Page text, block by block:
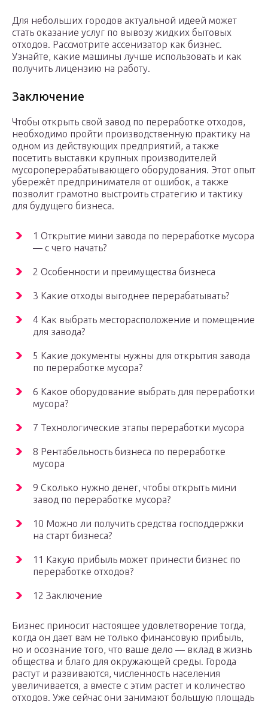
Для небольших городов актуальной идеей может
стать оказание услуг по вывозу жидких бытовых
отходов. Рассмотрите ассенизатор как бизнес.
Узнайте, какие машины лучше использовать и как
получить лицензию на работу.
Заключение
Чтобы открыть свой завод по переработке отходов,
необходимо пройти производственную практику на
одном из действующих предприятий, а также
посетить выставки крупных производителей
мусороперерабатывающего оборудования. Этот опыт
убережёт предпринимателя от ошибок, а также
позволит грамотно выстроить стратегию и тактику
для будущего бизнеса.
1 Открытие мини завода по переработке мусора
— с чего начать?
2 Особенности и преимущества бизнеса
3 Какие отходы выгоднее перерабатывать?
4 Как выбрать месторасположение и помещение
для завода?
5 Какие документы нужны для открытия завода
по переработке мусора?
6 Какое оборудование выбрать для переработки
мусора?
7 Технологические этапы переработки мусора
8 Рентабельность бизнеса по переработке
мусора
9 Сколько нужно денег, чтобы открыть мини
завод по переработке мусора?
10 Можно ли получить средства господдержки
на старт бизнеса?
11 Какую прибыль может принести бизнес по
переработке отходов?
12 Заключение
Бизнес приносит настоящее удовлетворение тогда,
когда он дает вам не только финансовую прибыль,
но и осознание того, что ваше дело — вклад в жизнь
общества и благо для окружающей среды. Города
растут и развиваются, численность населения
увеличивается, а вместе с этим растет и количество
отходов. Уже сейчас они занимают большую площадь